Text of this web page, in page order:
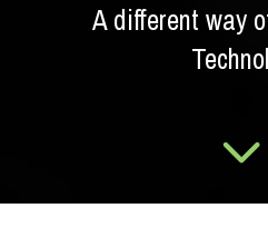
A different way